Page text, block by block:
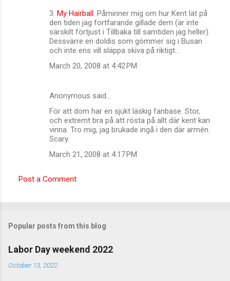
3. My Hairball . Påminner mig om hur Kent lät på
den tiden jag fortfarande gillade dem (är inte
särskilt förtjust i Tillbaka till samtiden jag heller).
Dessvärre en doldis som gömmer sig i Busan
och inte ens vill släppa skiva på riktigt...
March 20, 2008 at 4:42 PM
Anonymous said…
För att dom har en sjukt läskig fanbase. Stor,
och extremt bra på att rösta på allt där kent kan
vinna. Tro mig, jag brukade ingå i den där armén.
Scary.
March 21, 2008 at 4:17 PM
Post a Comment
Popular posts from this blog
Labor Day weekend 2022
October 13, 2022